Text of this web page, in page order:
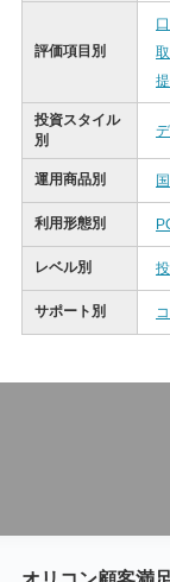
評価項目別
投資スタイル
別
運用商品別
利用形態別
レベル別
サポート別